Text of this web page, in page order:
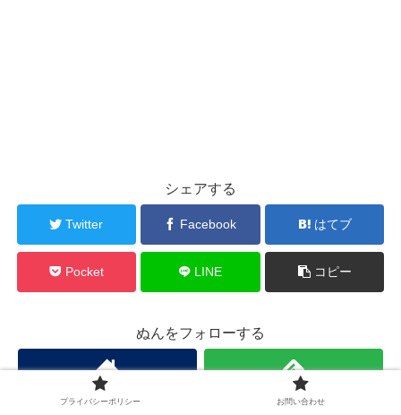
シェアする
Twitter Facebook はてブ
Pocket LINE コピー
ぬんをフォローする
プライバシーポリシー お問い合わせ